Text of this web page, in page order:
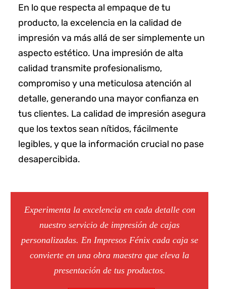
En lo que respecta al empaque de tu
producto, la excelencia en la calidad de
impresión va más allá de ser simplemente un
aspecto estético. Una impresión de alta
calidad transmite profesionalismo,
compromiso y una meticulosa atención al
detalle, generando una mayor confianza en
tus clientes. La calidad de impresión asegura
que los textos sean nítidos, fácilmente
legibles, y que la información crucial no pase
desapercibida.
Experimenta la excelencia en cada detalle con
nuestro servicio de impresión de cajas
personalizadas. En Impresos Fénix cada caja se
convierte en una obra maestra que eleva la
presentación de tus productos.